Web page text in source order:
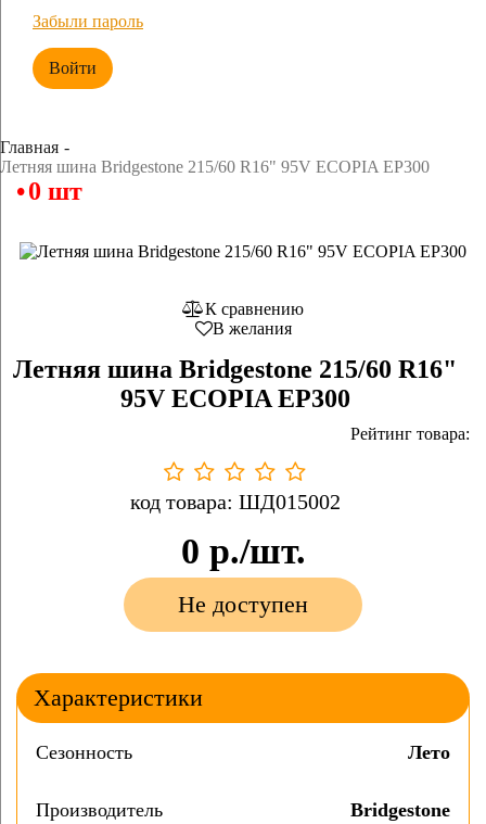
Забыли пароль
Войти
Главная
Летняя шина Bridgestone 215/60 R16" 95V ECOPIA EP300
0 шт
К сравнению
В желания
Летняя шина Bridgestone 215/60 R16"
95V ECOPIA EP300
Рейтинг товара:
код товара: ШД015002
0 р./шт.
Не доступен
Характеристики
Сезонность Лето
Производитель Bridgestone